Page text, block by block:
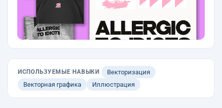
ИСПОЛЬЗУЕМЫЕ НАВЫКИ
Векторизация
Векторная графика
Иллюстрация